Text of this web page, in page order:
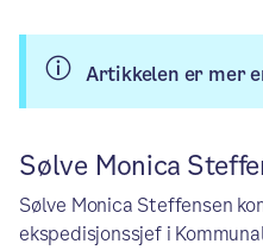
Artikkelen er mer
Sølve Monica
Sølve Monica Steffensen
ekspedisjonssjef i